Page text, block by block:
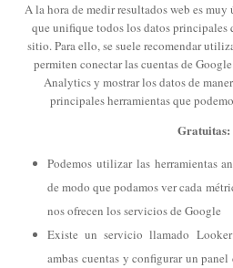
A la hora de medir resultados web es
que unifique todos los datos principales
sitio. Para ello, se suele recomendar
permiten conectar las cuentas de
Analytics y mostrar los datos de
principales herramientas que
Gratuitas:
Podemos utilizar las herramientas
de modo que podamos ver cada
nos ofrecen los servicios de Google
Existe un servicio llamado
ambas cuentas y configurar un